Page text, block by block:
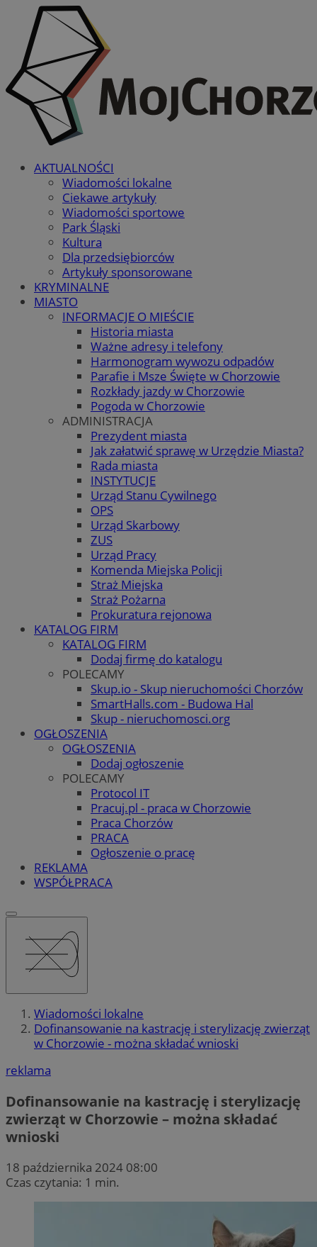
AKTUALNOŚCI
Wiadomości lokalne
Ciekawe artykuły
Wiadomości sportowe
Park Śląski
Kultura
Dla przedsiębiorców
Artykuły sponsorowane
KRYMINALNE
MIASTO
INFORMACJE O MIEŚCIE
Historia miasta
Ważne adresy i telefony
Harmonogram wywozu odpadów
Parafie i Msze Święte w Chorzowie
Rozkłady jazdy w Chorzowie
Pogoda w Chorzowie
ADMINISTRACJA
Prezydent miasta
Jak załatwić sprawę w Urzędzie Miasta?
Rada miasta
INSTYTUCJE
Urząd Stanu Cywilnego
OPS
Urząd Skarbowy
ZUS
Urząd Pracy
Komenda Miejska Policji
Straż Miejska
Straż Pożarna
Prokuratura rejonowa
KATALOG FIRM
KATALOG FIRM
Dodaj firmę do katalogu
POLECAMY
Skup.io - Skup nieruchomości Chorzów
SmartHalls.com - Budowa Hal
Skup - nieruchomosci.org
OGŁOSZENIA
OGŁOSZENIA
Dodaj ogłoszenie
POLECAMY
Protocol IT
Pracuj.pl - praca w Chorzowie
Praca Chorzów
PRACA
Ogłoszenie o pracę
REKLAMA
WSPÓŁPRACA
Wiadomości lokalne
Dofinansowanie na kastrację i sterylizację zwierząt
w Chorzowie - można składać wnioski
reklama
Dofinansowanie na kastrację i sterylizację
zwierząt w Chorzowie – można składać
wnioski
18 października 2024 08:00
Czas czytania: 1 min.